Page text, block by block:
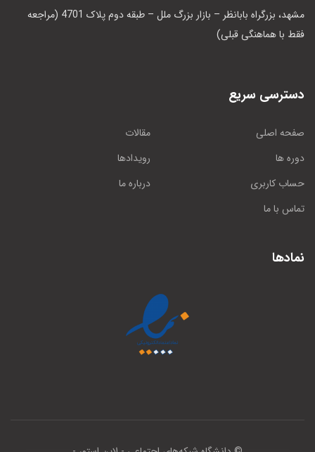
مشهد، بزرگراه بابانظر – بازار بزرگ ملل – طبقه دوم پلاک 4701 (مراجعه
فقط با هماهنگی قبلی)
دسترسی سریع
صفحه اصلی
مقالات
دوره ها
رویدادها
حساب کاربری
درباره ما
تماس با ما
نمادها